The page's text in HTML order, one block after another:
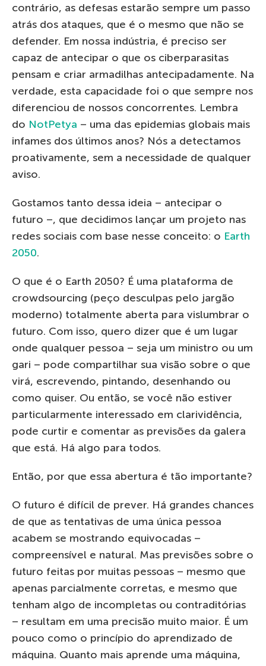
contrário, as defesas estarão sempre um passo
atrás dos ataques, que é o mesmo que não se
defender. Em nossa indústria, é preciso ser
capaz de antecipar o que os ciberparasitas
pensam e criar armadilhas antecipadamente. Na
verdade, esta capacidade foi o que sempre nos
diferenciou de nossos concorrentes. Lembra
do NotPetya – uma das epidemias globais mais
infames dos últimos anos? Nós a detectamos
proativamente, sem a necessidade de qualquer
aviso.
Gostamos tanto dessa ideia – antecipar o
futuro –, que decidimos lançar um projeto nas
redes sociais com base nesse conceito: o Earth
2050.
O que é o Earth 2050? É uma plataforma de
crowdsourcing (peço desculpas pelo jargão
moderno) totalmente aberta para vislumbrar o
futuro. Com isso, quero dizer que é um lugar
onde qualquer pessoa – seja um ministro ou um
gari – pode compartilhar sua visão sobre o que
virá, escrevendo, pintando, desenhando ou
como quiser. Ou então, se você não estiver
particularmente interessado em clarividência,
pode curtir e comentar as previsões da galera
que está. Há algo para todos.
Então, por que essa abertura é tão importante?
O futuro é difícil de prever. Há grandes chances
de que as tentativas de uma única pessoa
acabem se mostrando equivocadas –
compreensível e natural. Mas previsões sobre o
futuro feitas por muitas pessoas – mesmo que
apenas parcialmente corretas, e mesmo que
tenham algo de incompletas ou contraditórias
– resultam em uma precisão muito maior. É um
pouco como o princípio do aprendizado de
máquina. Quanto mais aprende uma máquina,